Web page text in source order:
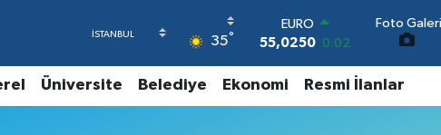
35°
EURO
55,0250 0.02
64,2398 0.2
Foto Galeri
Üniversite Belediye Ekonomi Resmi İlanlar